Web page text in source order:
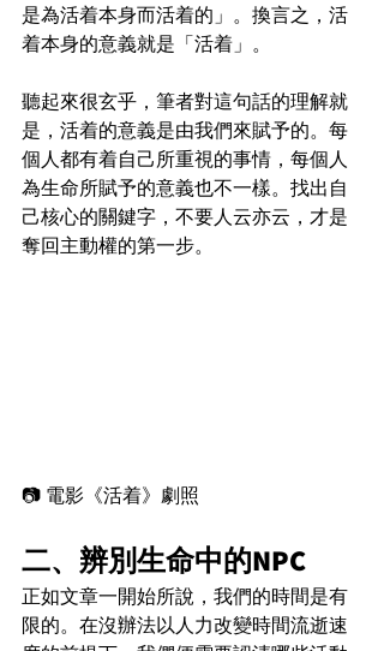
是為活着本身而活着的」。換言之，活
着本身的意義就是「活着」。
聽起來很玄乎，筆者對這句話的理解就
是，活着的意義是由我們來賦予的。每
個人都有着自己所重視的事情，每個人
為生命所賦予的意義也不一樣。找出自
己核心的關鍵字，不要人云亦云，才是
奪回主動權的第一步。
📷 電影《活着》劇照
二、辨別生命中的NPC
正如文章一開始所說，我們的時間是有
限的。在沒辦法以人力改變時間流逝速